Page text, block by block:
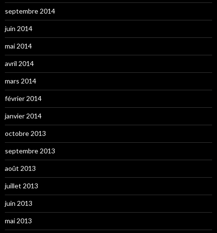
septembre 2014
juin 2014
mai 2014
avril 2014
mars 2014
février 2014
janvier 2014
octobre 2013
septembre 2013
août 2013
juillet 2013
juin 2013
mai 2013